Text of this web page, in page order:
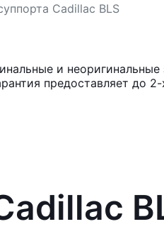
Cadillac BLS
и неоригинальные
предоставляет до